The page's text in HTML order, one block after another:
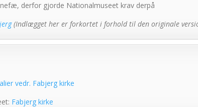
derfor gjorde Nationalmuseet krav derpå
(Indlægget her er forkortet i forhold til den originale
vedr. Fabjerg kirke
Fabjerg kirke